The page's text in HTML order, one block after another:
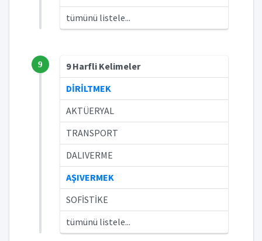
tümünü listele...
9
9 Harfli Kelimeler
DİRİLTMEK
AKTÜERYAL
TRANSPORT
DALIVERME
AŞIVERMEK
SOFİSTİKE
tümünü listele...